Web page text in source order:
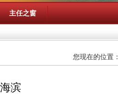
主任之窗
您现在的位置：
滨